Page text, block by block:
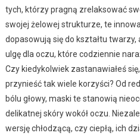
tych, którzy pragną zrelaksować
swojej żelowej strukturze, te
dopasowują się do kształtu
ulgę dla oczu, które codziennie
Czy kiedykolwiek zastanawiałeś
przynieść tak wiele korzyści? Od
bólu głowy, maski te stanowią
delikatnej skóry wokół oczu.
wersję chłodzącą, czy ciepłą, ich